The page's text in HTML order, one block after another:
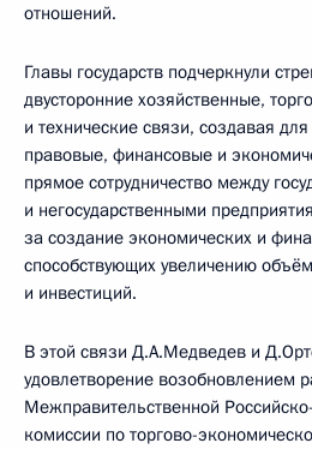
отношений.
Главы государств подчеркнули
двусторонние хозяйственные,
и технические связи, создавая
правовые, финансовые и
прямое сотрудничество между
и негосударственными
за создание экономических и
способствующих увеличению
и инвестиций.
В этой связи Д.А.Медведев и
удовлетворение возобновлением
Межправительственной
комиссии по торгово-